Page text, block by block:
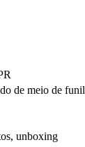
de meio de funil
unboxing